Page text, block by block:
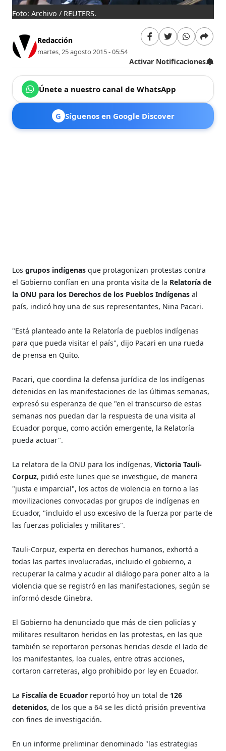
Foto: Archivo / REUTERS.
Redacción
martes, 25 agosto 2015 - 05:54
Activar Notificaciones
Únete a nuestro canal de WhatsApp
G Síguenos en Google Discover
Losgrupos indígenas que protagonizan protestas contra
el Gobierno confían en una pronta visita de la Relatoría de
la ONU para los Derechos de los Pueblos Indígenas al
país, indicó hoy una de sus representantes, Nina Pacari.
"Está planteado ante la Relatoría de pueblos indígenas
para que pueda visitar el país", dijo Pacari en una rueda
de prensa en Quito.
Pacari, que coordina la defensa jurídica de los indígenas
detenidos en las manifestaciones de las últimas semanas,
expresó su esperanza de que "en el transcurso de estas
semanas nos puedan dar la respuesta de una visita al
Ecuador porque, como acción emergente, la Relatoría
pueda actuar".
La relatora de la ONU para los indígenas, Victoria Tauli-
Corpuz, pidió este lunes que se investigue, de manera
"justa e imparcial", los actos de violencia en torno a las
movilizaciones convocadas por grupos de indígenas en
Ecuador, "incluido el uso excesivo de la fuerza por parte de
las fuerzas policiales y militares".
Tauli-Corpuz, experta en derechos humanos, exhortó a
todas las partes involucradas, incluido el gobierno, a
recuperar la calma y acudir al diálogo para poner alto a la
violencia que se registró en las manifestaciones, según se
informó desde Ginebra.
El Gobierno ha denunciado que más de cien policías y
militares resultaron heridos en las protestas, en las que
también se reportaron personas heridas desde el lado de
los manifestantes, loa cuales, entre otras acciones,
cortaron carreteras, algo prohibido por ley en Ecuador.
La Fiscalía de Ecuador reportó hoy un total de 126
detenidos, de los que a 64 se les dictó prisión preventiva
con fines de investigación.
En un informe preliminar denominado "las estrategias